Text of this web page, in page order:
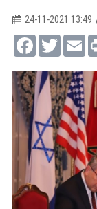
24-11-2021 13:49
FacebookTwitter